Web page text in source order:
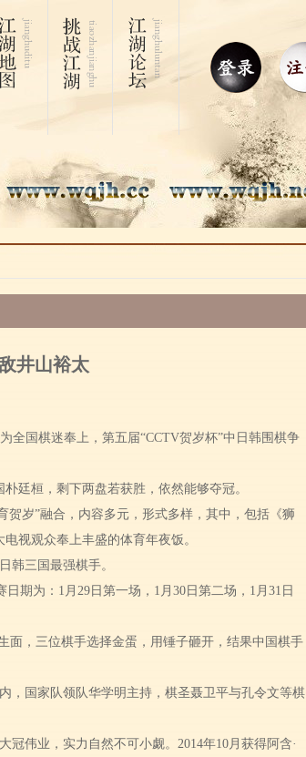
井山裕太
全国棋迷奉上，第五届“CCTV贺岁杯”中日韩围棋争
廷桓，剩下两盘若获胜，依然能够夺冠。
贺岁”融合，内容多元，形式多样，其中，包括《狮
视观众奉上丰盛的体育年夜饭。
韩三国最强棋手。
期为：1月29日第一场，1月30日第二场，1月31日
面，三位棋手选择金蛋，用锤子砸开，结果中国棋手
，国家队领队华学明主持，棋圣聂卫平与孔令文等棋
伟业，实力自然不可小觑。2014年10月获得阿含·